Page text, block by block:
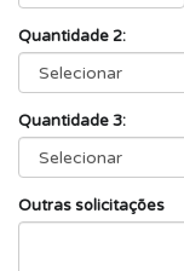
Quantidade 2:
Quantidade 3:
Outras solicitações